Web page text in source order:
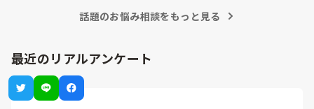
話題のお悩み相談をもっと見る
最近のリアルアンケート